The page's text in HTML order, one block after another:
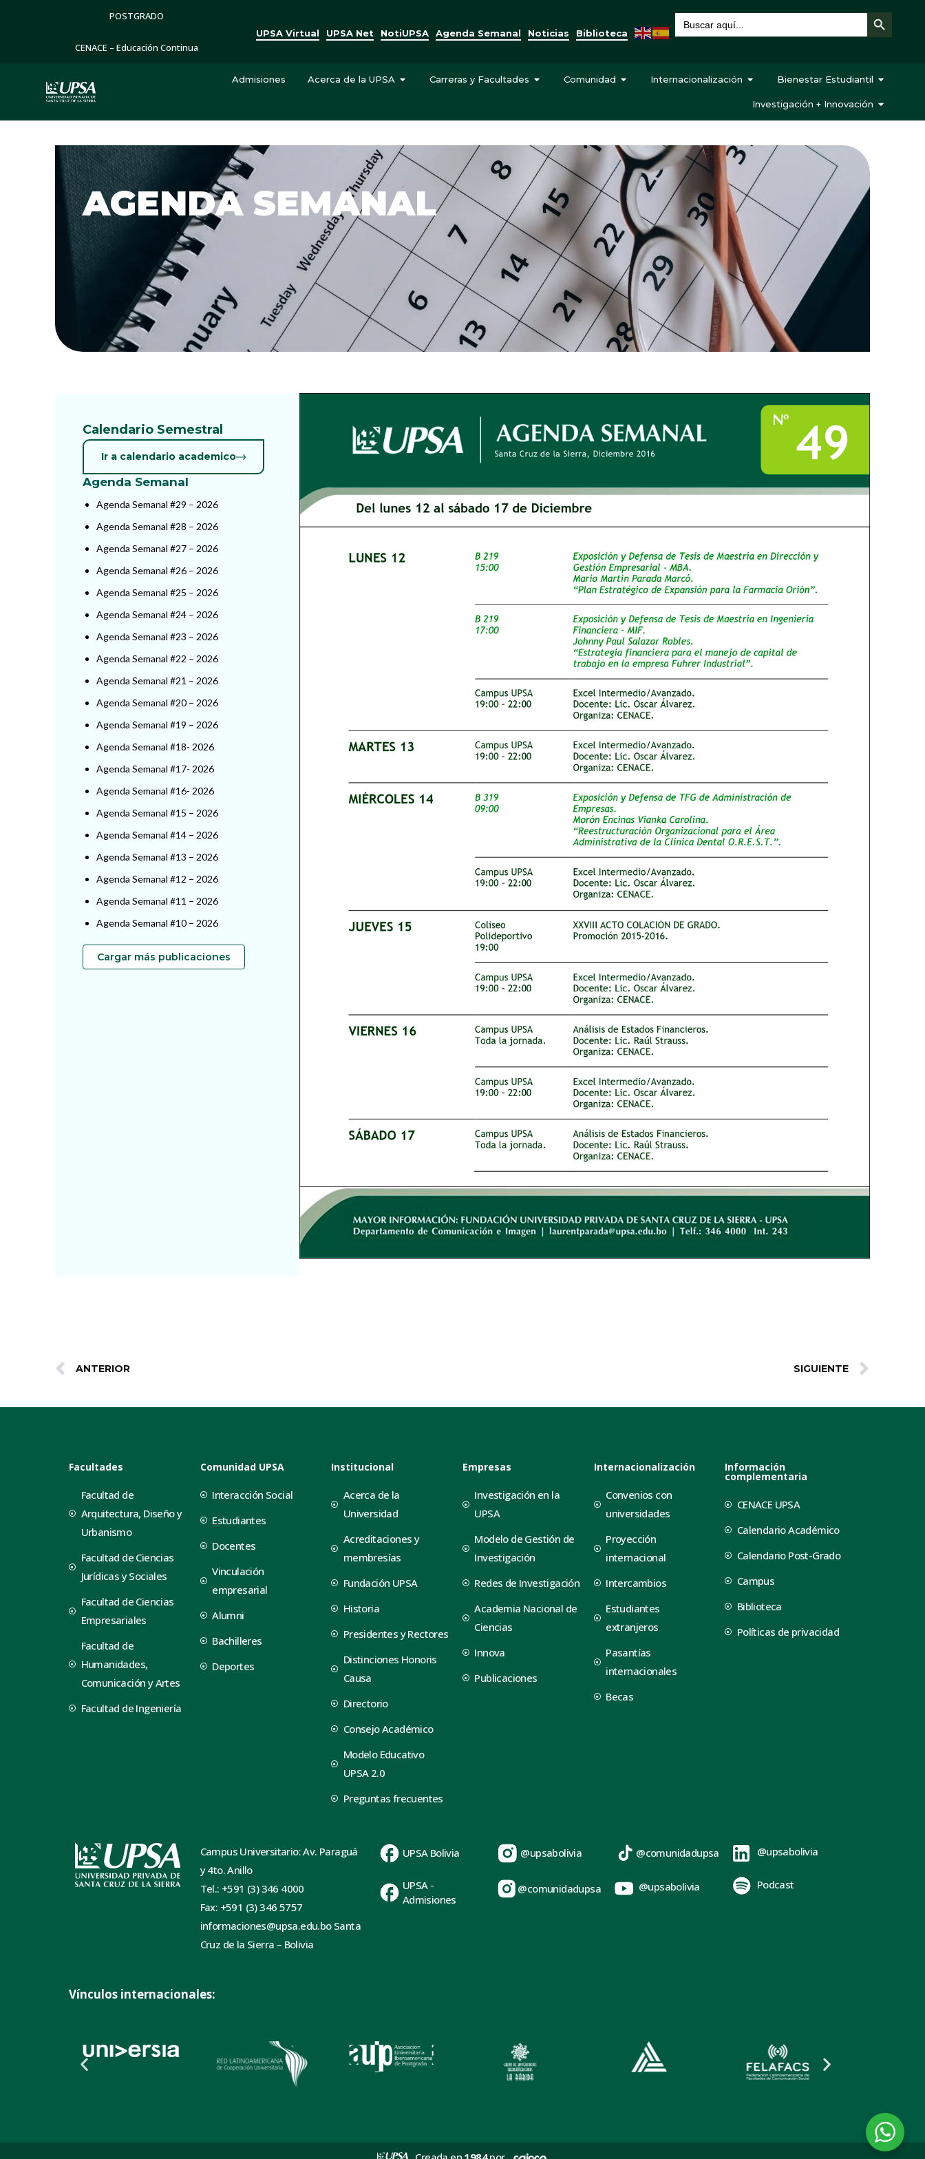
POSTGRADO
CENACE – Educación Continua
UPSA Virtual UPSA Net NotiUPSA Agenda Semanal Noticias Biblioteca
Buscar: Botón de búsqueda
Admisiones Acerca de la UPSA Carreras y Facultades Comunidad Internacionalización Bienestar Estudiantil
Investigación + Innovación
AGENDA SEMANAL
Calendario Semestral
Ir a calendario academico
Agenda Semanal
Agenda Semanal #29 – 2026
Agenda Semanal #28 – 2026
Agenda Semanal #27 – 2026
Agenda Semanal #26 – 2026
Agenda Semanal #25 – 2026
Agenda Semanal #24 – 2026
Agenda Semanal #23 – 2026
Agenda Semanal #22 – 2026
Agenda Semanal #21 – 2026
Agenda Semanal #20 – 2026
Agenda Semanal #19 – 2026
Agenda Semanal #18- 2026
Agenda Semanal #17- 2026
Agenda Semanal #16- 2026
Agenda Semanal #15 – 2026
Agenda Semanal #14 – 2026
Agenda Semanal #13 – 2026
Agenda Semanal #12 – 2026
Agenda Semanal #11 – 2026
Agenda Semanal #10 – 2026
Cargar más publicaciones
ANTERIOR SIGUIENTE
Facultades
Facultad de
Arquitectura, Diseño y
Urbanismo
Facultad de Ciencias
Jurídicas y Sociales
Facultad de Ciencias
Empresariales
Facultad de
Humanidades,
Comunicación y Artes
Facultad de Ingeniería
Comunidad UPSA
Interacción Social
Estudiantes
Docentes
Vinculación
empresarial
Alumni
Bachilleres
Deportes
Institucional
Acerca de la
Universidad
Acreditaciones y
membresías
Fundación UPSA
Historia
Presidentes y Rectores
Distinciones Honoris
Causa
Directorio
Consejo Académico
Modelo Educativo
UPSA 2.0
Preguntas frecuentes
Empresas
Investigación en la
UPSA
Modelo de Gestión de
Investigación
Redes de Investigación
Academia Nacional de
Ciencias
Innova
Publicaciones
Internacionalización
Convenios con
universidades
Proyección
internacional
Intercambios
Estudiantes
extranjeros
Pasantías
internacionales
Becas
Información
complementaria
CENACE UPSA
Calendario Académico
Calendario Post-Grado
Campus
Biblioteca
Políticas de privacidad
Campus Universitario: Av. Paraguá
y 4to. Anillo
Tel.: +591 (3) 346 4000
Fax: +591 (3) 346 5757
informaciones@upsa.edu.bo Santa
Cruz de la Sierra – Bolivia
UPSA Bolivia
UPSA -
Admisiones
@upsabolivia
@comunidadupsa
@comunidadupsa
@upsabolivia
@upsabolivia
Podcast
Vínculos internacionales: